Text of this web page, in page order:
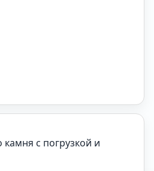
с погрузкой и